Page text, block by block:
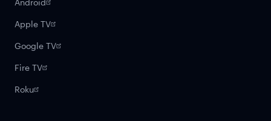
Android
Apple TV
Google TV
Fire TV
Roku